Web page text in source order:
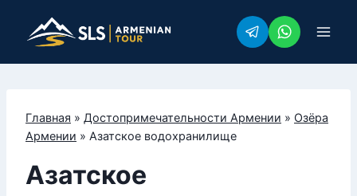
Главная » Достопримечательности Армении » Озёра
Армении » Азатское водохранилище
Азатское